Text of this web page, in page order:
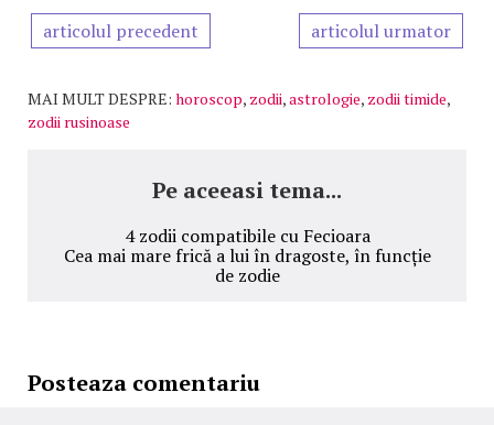
articolul precedent articolul urmator
MAI MULT DESPRE: horoscop, zodii,astrologie, zodii timide,
zodii rusinoase
Pe aceeasi tema...
4 zodii compatibile cu Fecioara
Cea mai mare frică a lui în dragoste, în funcție
de zodie
Posteaza comentariu